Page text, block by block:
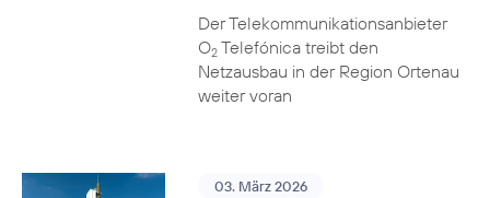
Der Telekommunikationsanbieter
O2Telefónica treibt den
Netzausbau in der Region Ortenau
weiter voran
03. März 2026